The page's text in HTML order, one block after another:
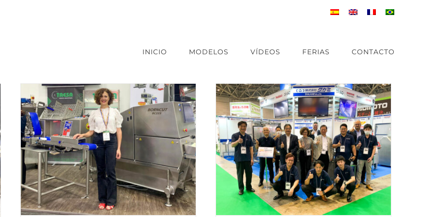
INICIO MODELOS VÍDEOS FERIAS CONTACTO
FOOMA JAPAN 2024
Ferias Maquinaria de alimentación Sin categorizar